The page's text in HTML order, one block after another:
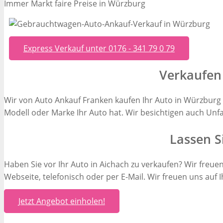
Immer Markt faire Preise in Würzburg
Express Verkauf unter 0176 - 341 79 0 79
Wir von Auto Ankauf Franken kaufen Ihr Auto in
Modell oder Marke Ihr Auto hat. Wir besichtigen auch
Lassen
Haben Sie vor Ihr Auto in Aichach zu verkaufen? Wir
Webseite, telefonisch oder per E-Mail. Wir freuen uns
Jetzt Angebot einholen!